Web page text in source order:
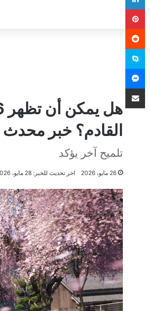
القادم؟ خبر محدث
تلميح آخر يؤكد
26 مايو، 2026 اخر تحديث للخبر: 28 مايو، 2026
بينتيريست
سكايب
ماسنجر
مشاركة عبر البريد